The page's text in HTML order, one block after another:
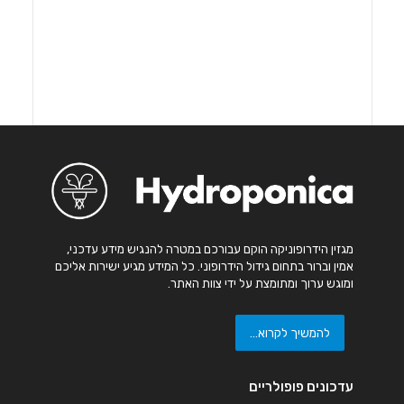
מגזין הידרופוניקה הוקם עבורכם במטרה להנגיש מידע עדכני,
אמין וברור בתחום גידול הידרופוני. כל המידע מגיע ישירות אליכם
ומוגש ערוך ומתומצת על ידי צוות האתר.
להמשיך לקרוא...
עדכונים פופולריים